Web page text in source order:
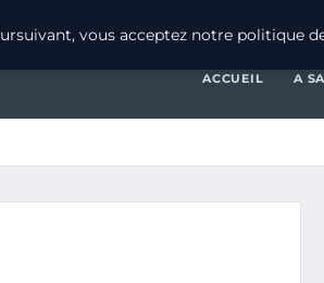
ACCUEIL A
vous acceptez notre politique